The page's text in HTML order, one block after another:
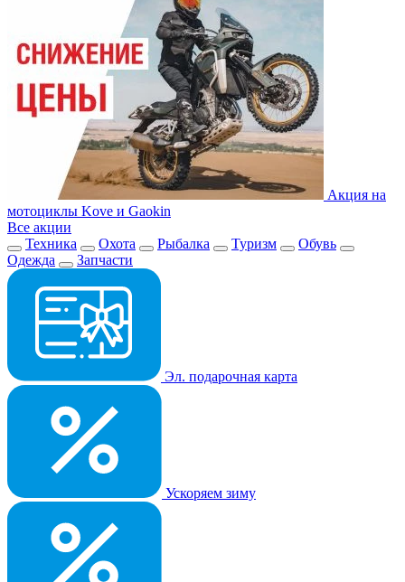
Акция на
мотоциклы Kove и Gaokin
Все акции
Техника
Охота Рыбалка Туризм
Обувь
Одежда
Запчасти
Эл. подарочная карта
Ускоряем зиму